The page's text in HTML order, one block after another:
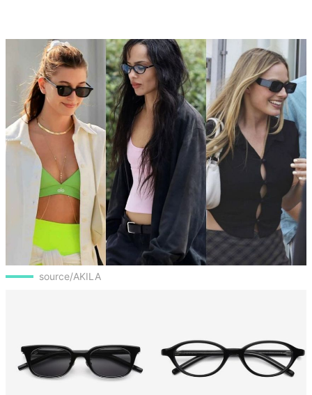
source/AKILA